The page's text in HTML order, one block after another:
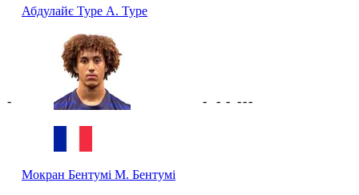
Абдулайє Туре А. Туре
-
Мокран Бентумі М. Бентумі
- - - ---